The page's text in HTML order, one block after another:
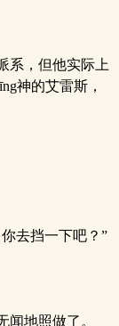
系，但他实际上
神的艾雷斯，
去挡一下吧？”
地照做了。